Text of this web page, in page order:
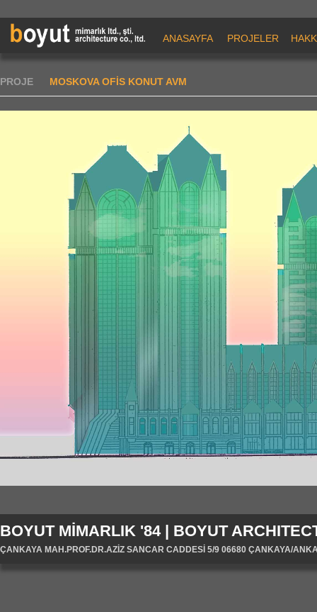
ANASAYFA PROJELER
PROJE MOSKOVA OFİS KONUT AVM
BOYUT MİMARLIK '84 | BOYUT
ÇANKAYA MAH.PROF.DR.AZİZ SANCAR CADDESİ 5/9 06680 ÇANKAYA/